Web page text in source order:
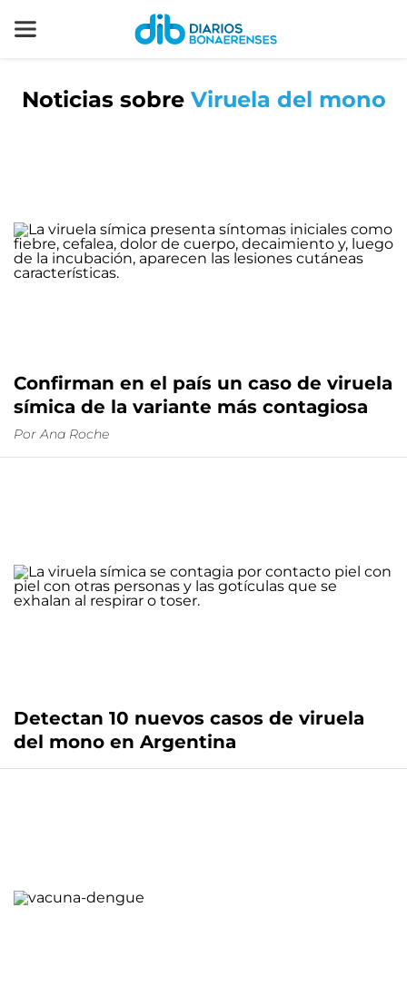
Noticias sobre Viruela del mono
Confirman en el país un caso de viruela
símica de la variante más contagiosa
Por Ana Roche
Detectan 10 nuevos casos de viruela
del mono en Argentina